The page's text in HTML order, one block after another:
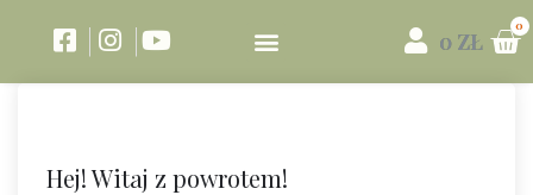
0 ZŁ
Hej! Witaj z powrotem!